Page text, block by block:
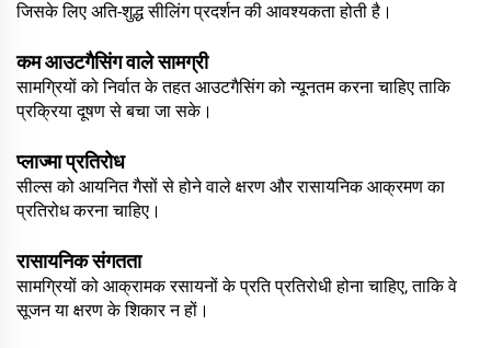
जिसके लिए अति-शुद्ध सीलिंग प्रदर्शन की आवश्यकता होती है।
कम आउटगैसिंग वाले सामग्री
सामग्रियों को निर्वात के तहत आउटगैसिंग को न्यूनतम करना चाहिए ताकि
प्रक्रिया दूषण से बचा जा सके।
प्लाज्मा प्रतिरोध
सील्स को आयनित गैसों से होने वाले क्षरण और रासायनिक आक्रमण का
प्रतिरोध करना चाहिए।
रासायनिक संगतता
सामग्रियों को आक्रामक रसायनों के प्रति प्रतिरोधी होना चाहिए, ताकि वे
सूजन या क्षरण के शिकार न हों।